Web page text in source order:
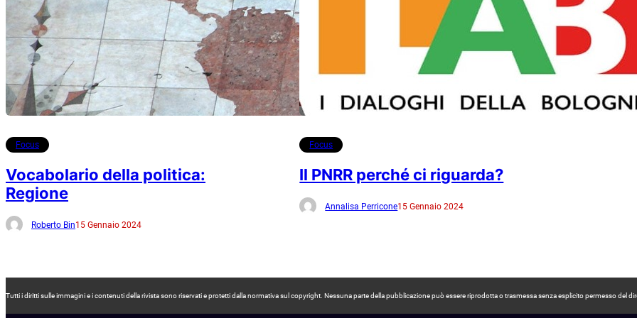
Focus
Vocabolario della politica:
Regione
Roberto Bin15 Gennaio 2024
Focus
Il PNRR perché ci riguarda?
Annalisa Perricone15 Gennaio 2024
Tutti i diritti sulle immagini e i contenuti della rivista sono riservati e protetti dalla normativa sul copyright. Nessuna parte della pubblicazione può essere riprodotta o trasmessa senza esplicito permesso del